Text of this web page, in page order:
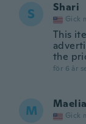
S Shari
Gick
This
the
för 6 år
M Maelia
Gick